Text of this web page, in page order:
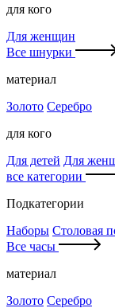
для кого
Для женщин
Все шнурки
материал
Золото Серебро
для кого
Для детей Для
все категории
Подкатегории
Наборы Столовая
Все часы
материал
Золото Серебро